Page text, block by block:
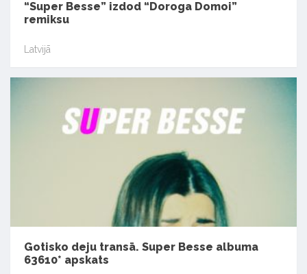
“Super Besse” izdod “Doroga Domoi”
remiksu
Latvijā
Gotisko deju transā. Super Besse albuma
63610* apskats